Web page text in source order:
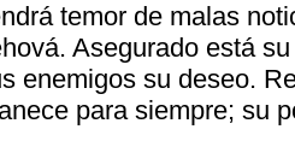
temor de malas
Asegurado está
enemigos su deseo.
para siempre; su